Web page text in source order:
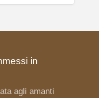
in
agli amanti